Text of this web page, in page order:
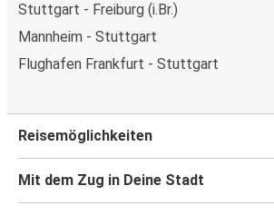
Stuttgart - Freiburg (i.Br.)
Mannheim - Stuttgart
Flughafen Frankfurt - Stuttgart
Reisemöglichkeiten
Mit dem Zug in Deine Stadt